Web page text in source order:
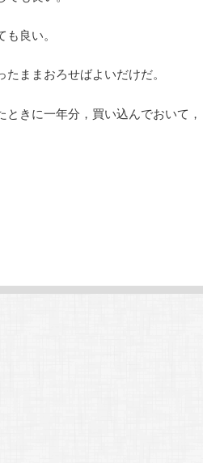
良い。
ままおろせばよいだけだ。
きに一年分，買い込んでおいて，